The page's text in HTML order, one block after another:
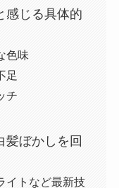
感じる具体的
色味
足
チ
髪ぼかしを回
イトなど最新技